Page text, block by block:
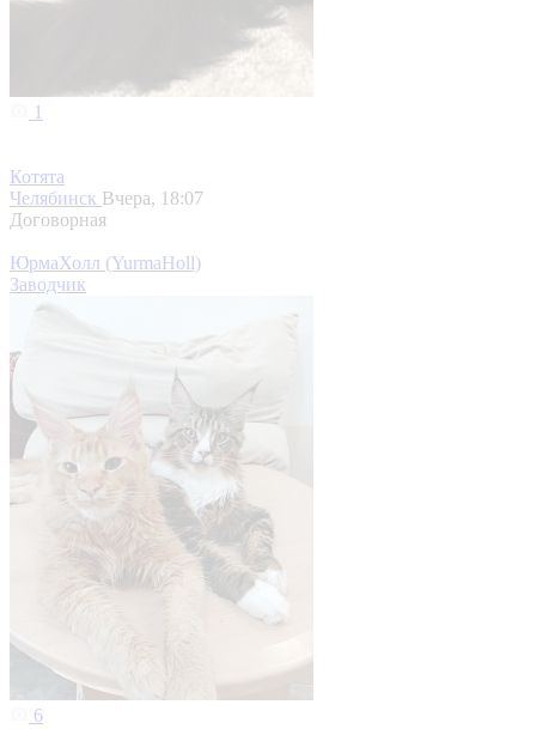
1
Котята
Челябинск Вчера, 18:07
Договорная
ЮрмаХолл (YurmaHoll)
Заводчик
6